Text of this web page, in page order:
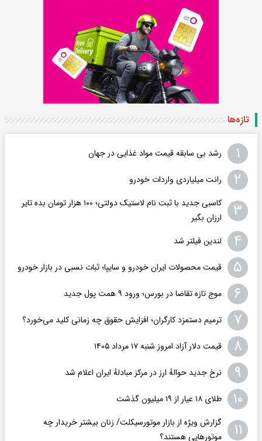
تازه‌ها
۱ رشد بی سابقه قیمت مواد غذایی در جهان
۲ رانت میلیاردی واردات خودرو
۳
کاسبی جدید با ثبت نام لاستیک دولتی؛ ۱۰۰ هزار تومان بده تایر
ارزان بگیر
۴ لندین فیلتر شد
۵ قیمت محصولات ایران خودرو و سایپا؛ ثبات نسبی در بازار خودرو
۶ موج تازه تقاضا در بورس؛ ورود ۹ همت پول جدید
۷ ترمیم دستمزد کارگران؛ افزایش حقوق چه زمانی کلید می‌خورد؟
۸ قیمت دلار آزاد امروز شنبه ۱۷ مرداد ۱۴۰۵
۹ نرخ جدید حوالهٔ ارز در مرکز مبادلهٔ ایران اعلام شد
۱۰ طلای ۱۸ عیار از ۱۹ میلیون گذشت
۱۱
گزارش ویژه از بازار موتورسیکلت/ زنان بیشتر خریدار چه
موتورهایی هستند؟